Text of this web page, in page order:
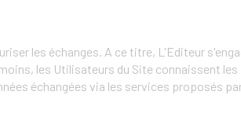
les échanges. A ce titre, L'Editeur
les Utilisateurs du Site connaissent
échangées via les services proposés